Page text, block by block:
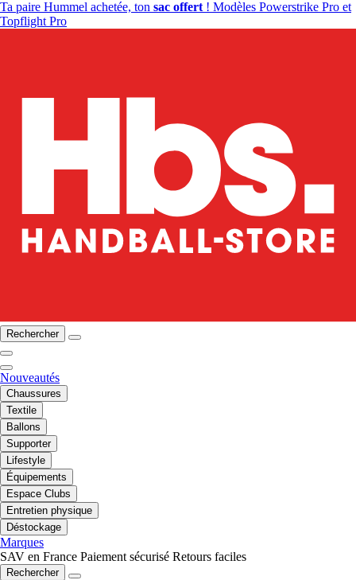
Ta paire Hummel achetée, ton sac offert ! Modèles Powerstrike Pro et
Topflight Pro
Rechercher
Nouveautés
Chaussures
Textile
Ballons
Supporter
Lifestyle
Équipements
Espace Clubs
Entretien physique
Déstockage
Marques
SAV en France Paiement sécurisé Retours faciles
Rechercher